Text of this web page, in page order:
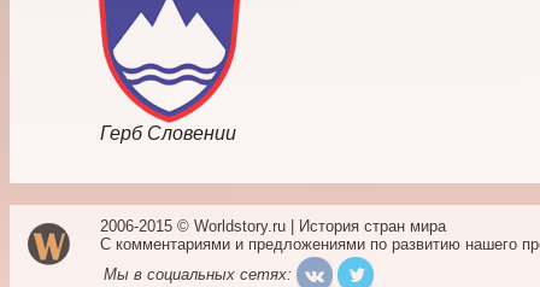
Герб Словении
2006-2015 © Worldstory.ru | История стран мира
С комментариями и предложениями по развитию нашего
Мы в социальных сетях: